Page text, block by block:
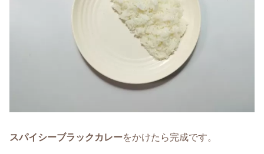
スパイシーブラックカレーをかけたら完成です。